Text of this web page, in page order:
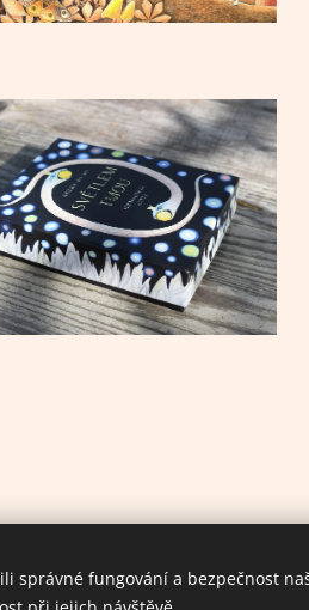
správné fungování a bezpečnost